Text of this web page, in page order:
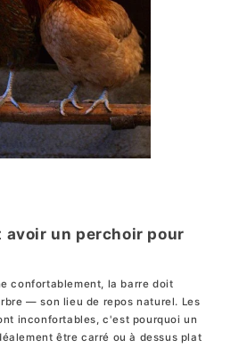
avoir un perchoir pour
confortablement, la barre doit
— son lieu de repos naturel. Les
inconfortables, c'est pourquoi un
être carré ou à dessus plat